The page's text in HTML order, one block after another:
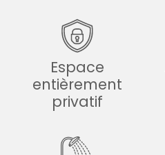
Espace
entièrement
privatif